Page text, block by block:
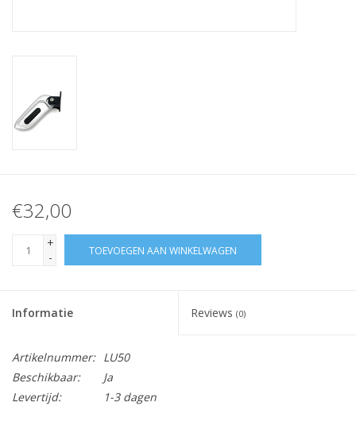
€32,00
+
-
TOEVOEGEN AAN WINKELWAGEN
Informatie Reviews (0)
Artikelnummer: LU50
Beschikbaar:
Ja
Levertijd:
1-3 dagen